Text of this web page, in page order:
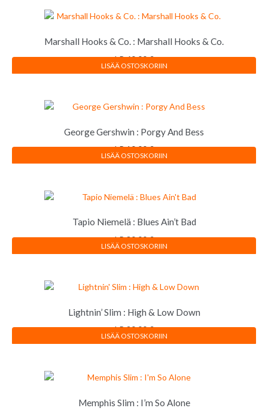
Marshall Hooks & Co. : Marshall Hooks & Co.
LP60,00€
LISÄÄ OSTOSKORIIN
George Gershwin : Porgy And Bess
LP10,00€
LISÄÄ OSTOSKORIIN
Tapio Niemelä ‎: Blues Ain’t Bad
LP30,00€
LISÄÄ OSTOSKORIIN
Lightnin’ Slim : High & Low Down
LP20,00€
LISÄÄ OSTOSKORIIN
Memphis Slim : I’m So Alone